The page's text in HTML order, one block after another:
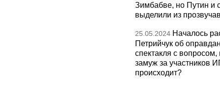
Зимбабве, но Путин и
выделили из
25.05.2024 Началось
Петрийчук об
спектакля с
замуж за участников
происходит?